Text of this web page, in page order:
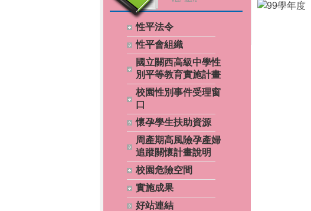
性平法令
性平會組織
國立關西高級中學性
別平等教育實施計畫
校園性別事件受理窗
口
懷孕學生扶助資源
周產期高風險孕產婦
追蹤關懷計畫說明
校園危險空間
實施成果
好站連結